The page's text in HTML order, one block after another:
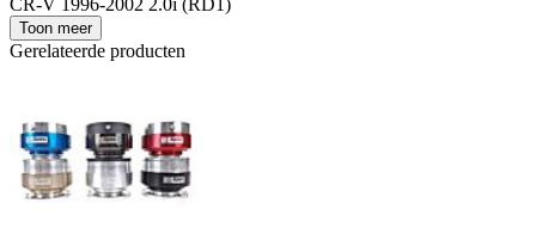
Toon meer
Gerelateerde producten